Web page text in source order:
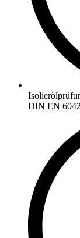
DIN EN